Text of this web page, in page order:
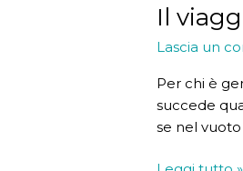
Il
Lascia un
Per chi è
succede
se nel